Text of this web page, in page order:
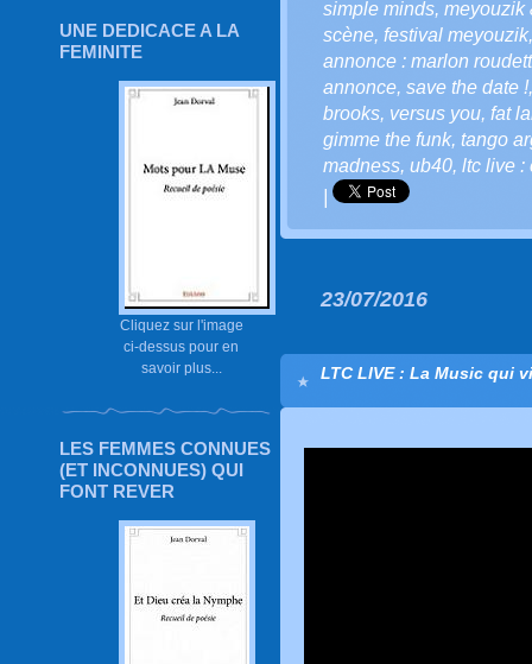
UNE DEDICACE A LA
FEMINITE
Cliquez sur l'image
ci-dessus pour en
savoir plus...
LES FEMMES CONNUES
(ET INCONNUES) QUI
FONT REVER
simple minds, meyouzik
scène, festival meyouzik
annonce : marlon
annonce, save the date !
brooks, versus you, fat
gimme the funk, tango
madness, ub40, ltc live :
23/07/2016
LTC LIVE : La Music qui